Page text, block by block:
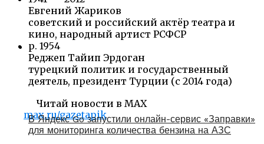
Евгений Жариков
советский и российский актёр театра и
кино, народный артист РСФСР
р. 1954
Реджеп Тайип Эрдоган
турецкий политик и государственный
деятель, президент Турции (с 2014 года)
Читай новости в MAX
max.ru/gazetapik
В Яндекс Go запустили онлайн-сервис «Заправки»
для мониторинга количества бензина на АЗС